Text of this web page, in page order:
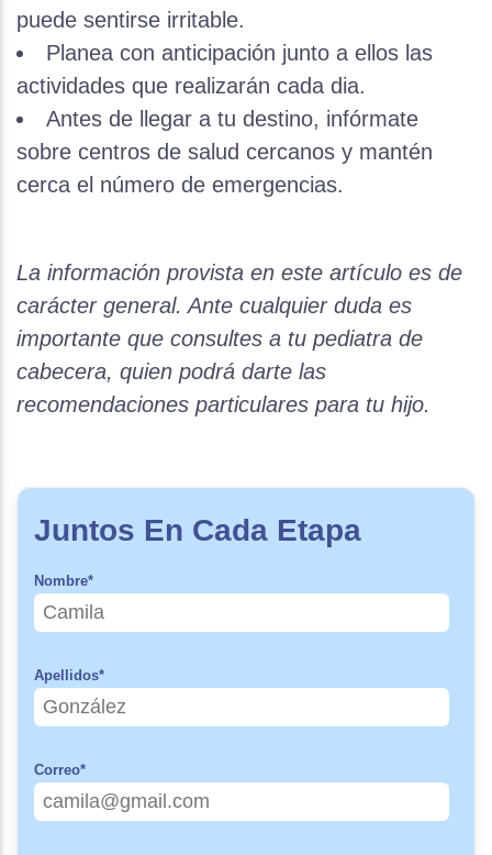
puede sentirse irritable.
Planea con anticipación junto a ellos las
actividades que realizarán cada dia.
Antes de llegar a tu destino, infórmate
sobre centros de salud cercanos y mantén
cerca el número de emergencias.
La información provista en este artículo es de
carácter general. Ante cualquier duda es
importante que consultes a tu pediatra de
cabecera, quien podrá darte las
recomendaciones particulares para tu hijo.
Juntos En Cada Etapa
Nombre*
Apellidos*
Correo*